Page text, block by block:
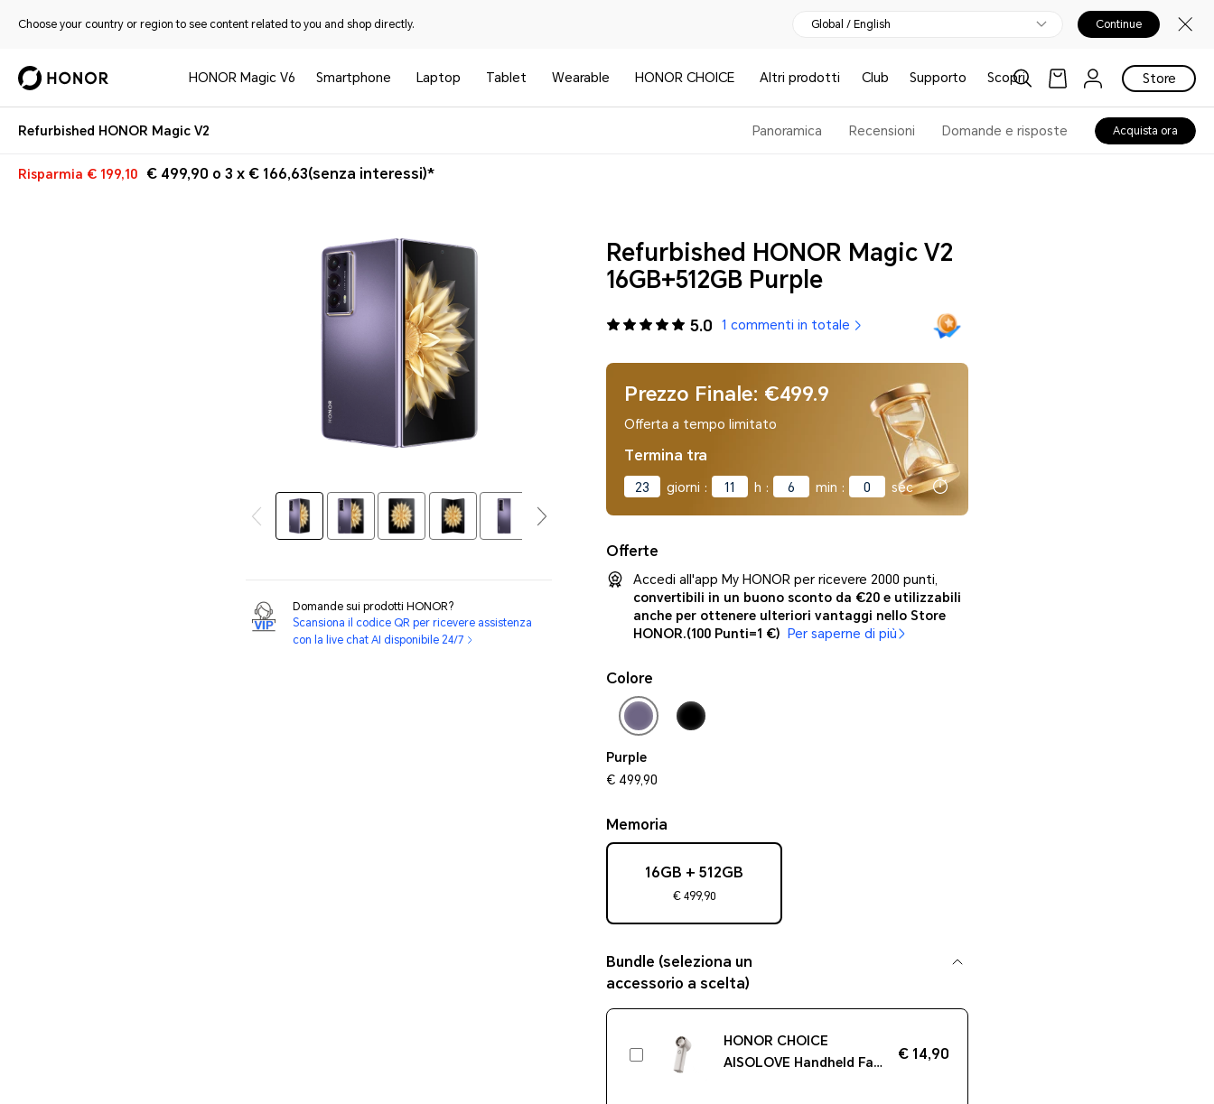
Choose your country or region to see content related to you and shop directly. Global / English Continue
HONOR Magic V6 Smartphone Laptop Tablet Wearable HONOR CHOICE Altri prodotti Club Supporto Scopri Store
Refurbished HONOR Magic V2 Panoramica Recensioni Domande e risposte Acquista ora
Risparmia € 199,10 € 499,90 o 3 x € 166,63(senza interessi)*
Domande sui prodotti HONOR?
Scansiona il codice QR per ricevere assistenza
con la live chat AI disponibile 24/7
Refurbished HONOR Magic V2
16GB+512GB Purple
5.0 1 commenti in totale
Prezzo Finale: €499.9
Offerta a tempo limitato
Termina tra
23 giorni : 11 h : 5 min : 59 sec
Offerte
Accedi all'app My HONOR per ricevere 2000 punti,
convertibili in un buono sconto da €20 e utilizzabili
anche per ottenere ulteriori vantaggi nello Store
HONOR.(100 Punti=1 €) Per saperne di più
Colore
Purple
€ 499,90
Memoria
16GB + 512GB
€ 499,90
Bundle (seleziona un
accessorio a scelta)
HONOR CHOICE
AISOLOVE Handheld Fan
€ 14,90